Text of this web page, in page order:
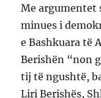
Me argumentet
minues i
e Bashkuara të
Berishën “non
tij të ngushtë,
Liri Berishës,